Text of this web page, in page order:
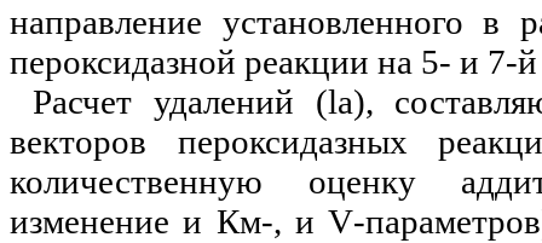
направление установленного в
пероксидазной реакции на 5- и 7-
Расчет удалений (la),
векторов пероксидазных
количественную оценку
изменение и Км-, иV-